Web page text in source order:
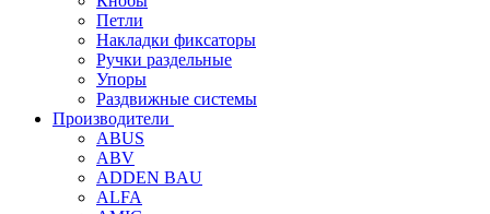
Петли
Накладки фиксаторы
Ручки раздельные
Упоры
Раздвижные системы
Производители
ABUS
ABV
ADDEN BAU
ALFA